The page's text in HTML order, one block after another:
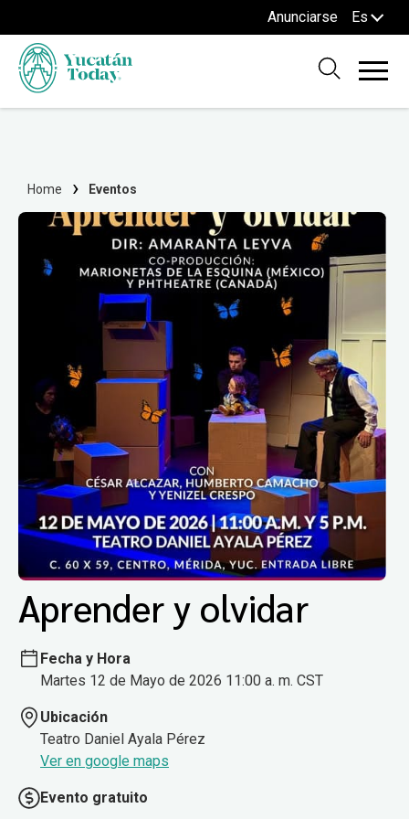
Anunciarse Es
Home Eventos
Aprender y olvidar
Fecha y Hora
Martes 12 de Mayo de 2026 11:00 a. m. CST
Ubicación
Teatro Daniel Ayala Pérez
Ver en google maps
Evento gratuito